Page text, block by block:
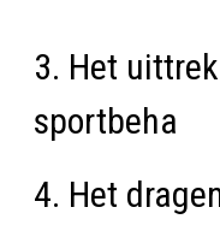
3. Het
sportbeha
4. Het